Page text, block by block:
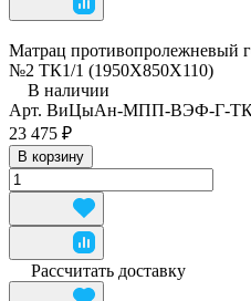
Матрац противопролежневый
№2 ТК1/1 (1950Х850Х110)
В наличии
Арт. ВиЦыАн-МПП-ВЭФ-Г-
23 475 ₽
В корзину
Рассчитать доставку